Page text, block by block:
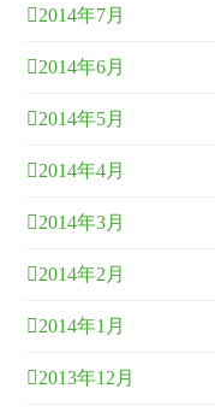
2014年7月
2014年6月
2014年5月
2014年4月
2014年3月
2014年2月
2014年1月
2013年12月